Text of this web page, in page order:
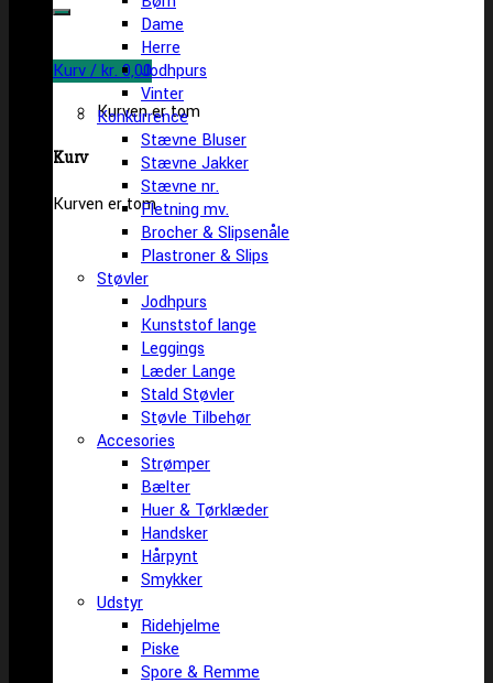
efter:
Kurv /kr. 0,00
Kurven er tom
Kurv
Kurven er tom
Dame
Herre
Jodhpurs
Vinter
Konkurrence
Stævne Bluser
Stævne Jakker
Stævne nr.
Fletning mv.
Brocher & Slipsenåle
Plastroner & Slips
Støvler
Jodhpurs
Kunststof lange
Leggings
Læder Lange
Stald Støvler
Støvle Tilbehør
Accesories
Strømper
Bælter
Huer & Tørklæder
Handsker
Hårpynt
Smykker
Udstyr
Ridehjelme
Piske
Spore & Remme